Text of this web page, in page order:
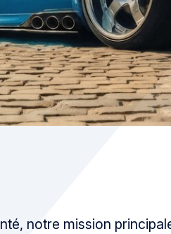
notre mission